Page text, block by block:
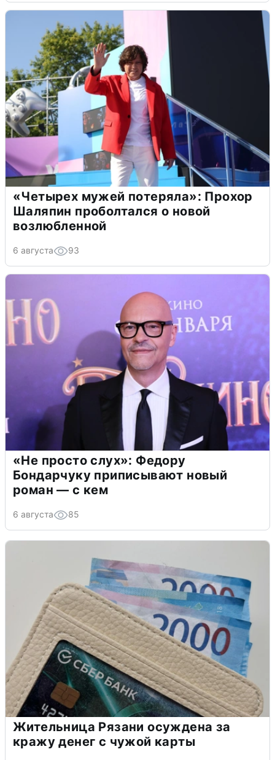
«Четырех мужей потеряла»: Прохор
Шаляпин проболтался о новой
возлюбленной
6 августа 93
«Не просто слух»: Федору
Бондарчуку приписывают новый
роман — с кем
6 августа 85
Жительница Рязани осуждена за
кражу денег с чужой карты